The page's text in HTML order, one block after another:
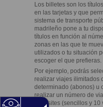
Los billetes son los
en las tarjetas y que
sistema de transporte
madrileño pone a tu
títulos en función al
zonas en las que te
utilizados o tu situación
escoger el que prefieras.
Por ejemplo, podrás
realizar viajes ilimitados
determinado (abonos) u
realizar un número de
necesites (sencillos y 10